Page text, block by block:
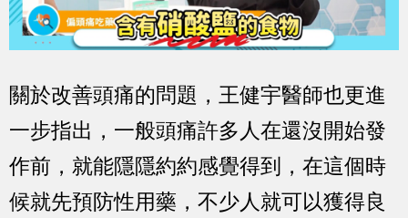
關於改善頭痛的問題，王健宇醫師也更進
一步指出，一般頭痛許多人在還沒開始發
作前，就能隱隱約約感覺得到，在這個時
候就先預防性用藥，不少人就可以獲得良